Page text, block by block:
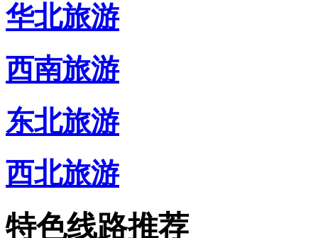
华北旅游
西南旅游
东北旅游
西北旅游
特色线路推荐